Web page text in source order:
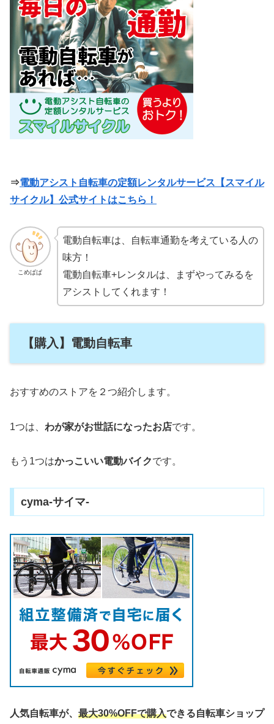
⇒電動アシスト自転車の定額レンタルサービス【スマイル
サイクル】公式サイトはこちら！
こめぱぱ
電動自転車は、自転車通勤を考えている人の
味方！
電動自転車+レンタルは、まずやってみるを
アシストしてくれます！
【購入】電動自転車
おすすめのストアを２つ紹介します。
1つは、 わが家がお世話になったお店です。
もう1つはかっこいい電動バイクです。
cyma-サイマ-
人気自転車が、 最大30%OFFで購入できる自転車ショップ